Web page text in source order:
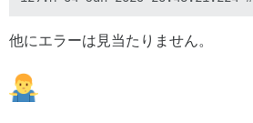
他にエラーは見当たりません。